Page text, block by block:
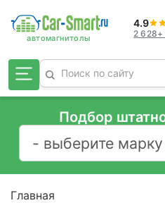
4.9
2 628+
Подбор
Главная